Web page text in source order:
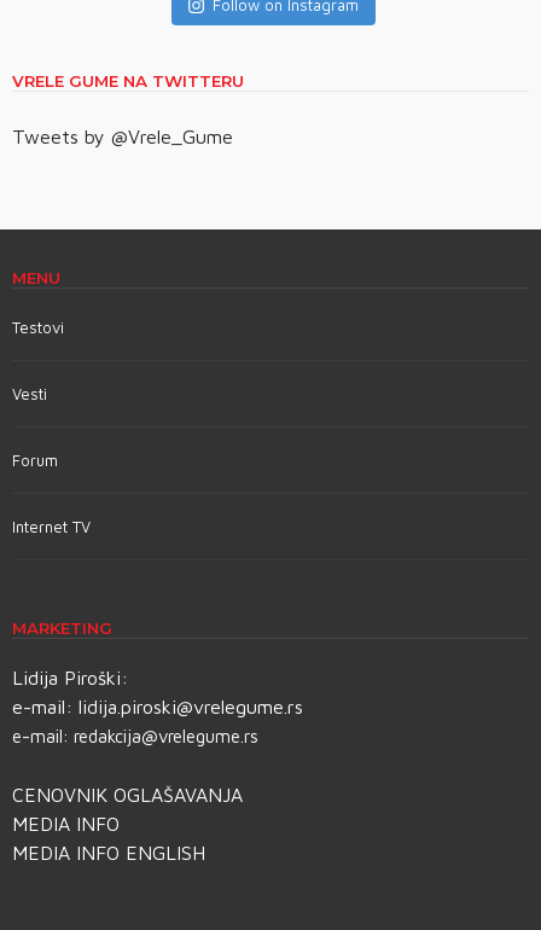
Follow on Instagram
VRELE GUME NA TWITTERU
Tweets by @Vrele_Gume
MENU
Testovi
Vesti
Forum
Internet TV
MARKETING
Lidija Piroški:
e-mail: lidija.piroski@vrelegume.rs
e-mail: redakcija@vrelegume.rs
CENOVNIK OGLAŠAVANJA
MEDIA INFO
MEDIA INFO ENGLISH